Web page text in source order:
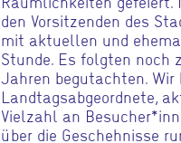
den Vorsitzenden des
mit aktuellen und
Stunde. Es folgten noch
Jahren begutachten.
Landtagsabgeordnete,
Vielzahl an
über die Geschehnisse